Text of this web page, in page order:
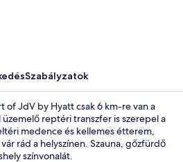
Szabályzatok
of JdV by Hyatt csak 6 km-re van a
reptéri transzfer is szerepel a
medence és kellemes étterem,
rád a helyszínen. Szauna, gőzfürdő
színvonalát.